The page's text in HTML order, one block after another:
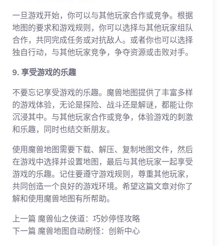
一旦游戏开始，你可以与其他玩家合作或竞争。根据
地图的要求和游戏规则，你可以选择与其他玩家组队
合作，共同完成任务或对抗敌人。或者你也可以选择
独自行动，与其他玩家竞争，争夺资源或击败对手。
9. 享受游戏的乐趣
不要忘记享受游戏的乐趣。魔兽地图提供了丰富多样
的游戏体验，无论是探险、战斗还是解谜，都能让你
沉浸其中。与其他玩家合作或竞争，体验游戏的刺激
和乐趣，同时也结交新朋友。
使用魔兽地图需要下载、解压、复制地图文件，然后
在游戏中选择并设置地图，最后与其他玩家一起享受
游戏的乐趣。记住要遵守游戏规则，尊重其他玩家，
共同创造一个良好的游戏环境。希望这篇文章对你了
解和使用魔兽地图有所帮助。
上一篇 魔兽仙之侠道：巧妙停怪攻略
下一篇 魔兽地图自动刷怪：创新中心